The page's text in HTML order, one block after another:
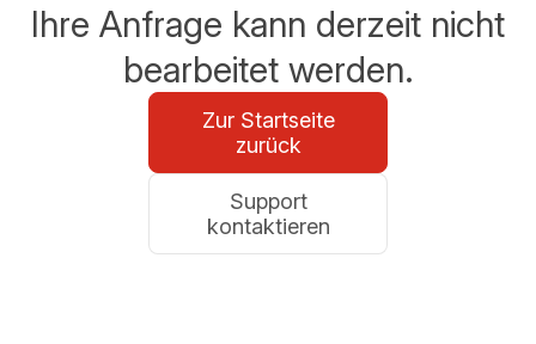
Ihre Anfrage kann derzeit nicht
bearbeitet werden.
Zur Startseite
zurück
Support
kontaktieren